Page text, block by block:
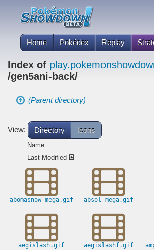
Home Pokédex Replay
Index of
/gen5ani-back/
(Parent directory)
View: Directory Icons
Name
Last Modified
abomasnow-mega.gif absol-mega.gif
aegislash.gif aegislashf.gif